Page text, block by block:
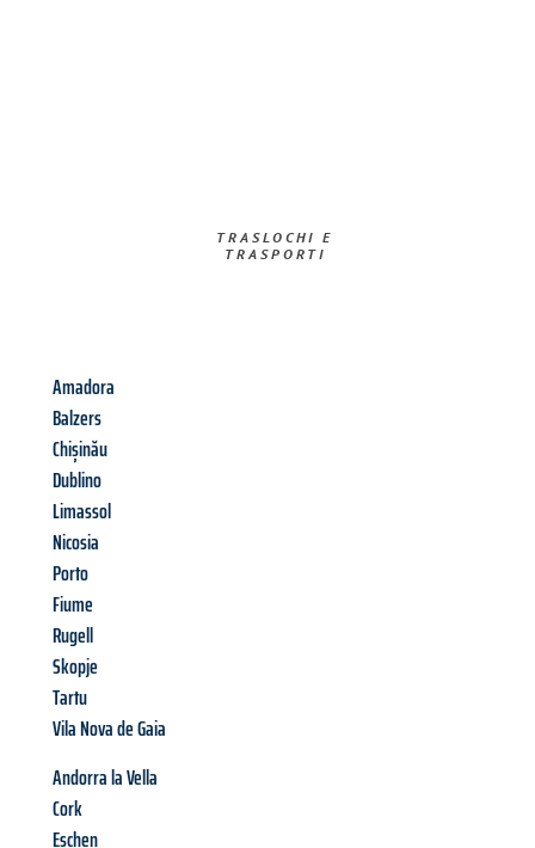
TRASLOCHI E
TRASPORTI​
Amadora
Balzers
Chișinău
Dublino
Limassol
Nicosia
Porto
Fiume
Rugell
Skopje
Tartu
Vila Nova de Gaia
Andorra la Vella
Cork
Eschen